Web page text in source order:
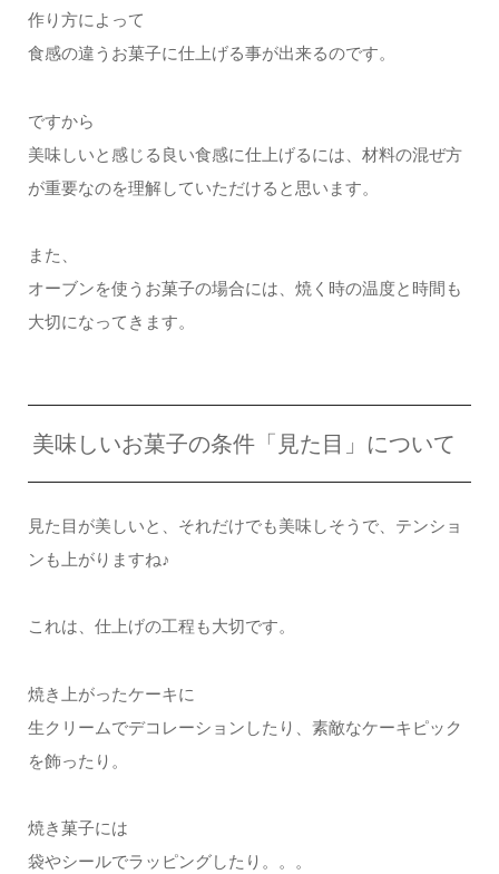
作り方によって
食感の違うお菓子に仕上げる事が出来るのです。
ですから
美味しいと感じる良い食感に仕上げるには、材料の混ぜ方
が重要なのを理解していただけると思います。
また、
オーブンを使うお菓子の場合には、焼く時の温度と時間も
大切になってきます。
美味しいお菓子の条件「見た目」について
見た目が美しいと、それだけでも美味しそうで、テンショ
ンも上がりますね♪
これは、仕上げの工程も大切です。
焼き上がったケーキに
生クリームでデコレーションしたり、素敵なケーキピック
を飾ったり。
焼き菓子には
袋やシールでラッピングしたり。。。